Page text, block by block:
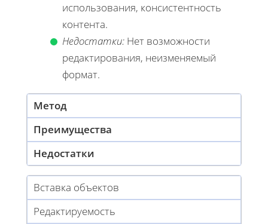
использования, консистентность
контента.
Недостатки: Нет возможности
редактирования, неизменяемый
формат.
Метод
Преимущества
Недостатки
Вставка объектов
Редактируемость